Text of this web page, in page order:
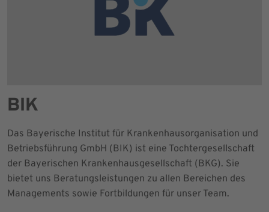
BIK
Das Bayerische Institut für Krankenhausorganisation und
Betriebsführung GmbH (BIK) ist eine Tochtergesellschaft
der Bayerischen Krankenhausgesellschaft (BKG). Sie
bietet uns Beratungsleistungen zu allen Bereichen des
Managements sowie Fortbildungen für unser Team.